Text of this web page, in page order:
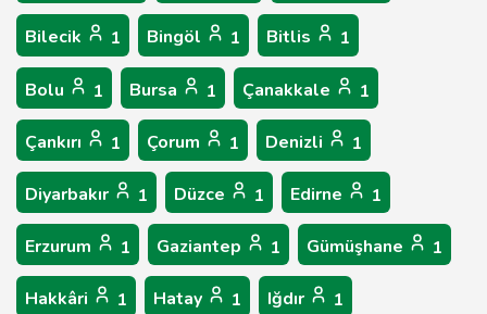
Bilecik 1 Bingöl 1 Bitlis 1
Bolu 1 Bursa 1 Çanakkale 1
Çankırı 1 Çorum 1 Denizli 1
Diyarbakır 1 Düzce 1 Edirne 1
Erzurum 1 Gaziantep 1 Gümüşhane 1
Hakkâri 1 Hatay 1 Iğdır 1